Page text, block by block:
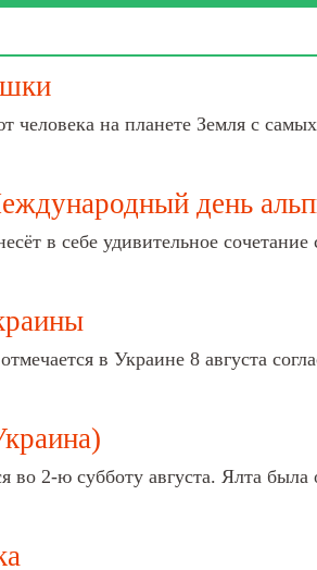
человека на планете Земля с
день
в себе удивительное
в Украине 8 августа
во 2-ю субботу августа. Ялта